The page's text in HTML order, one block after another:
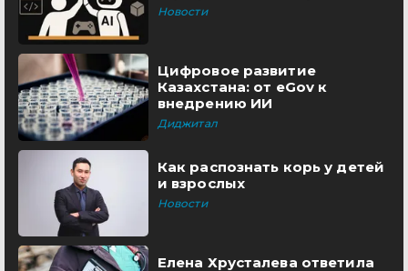
Новости
Цифровое развитие
Казахстана: от eGov к
внедрению ИИ
Диджитал
Как распознать корь у детей
и взрослых
Новости
Елена Хрусталева ответила